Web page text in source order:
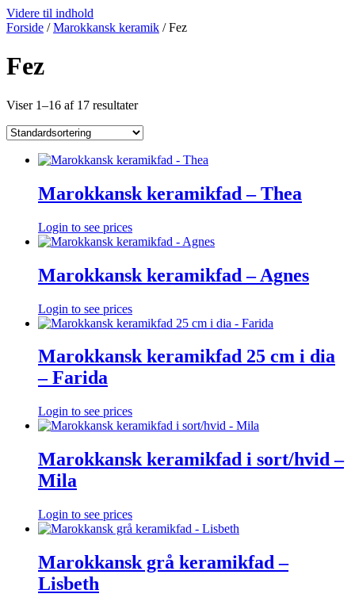
Videre til indhold
Forside /Marokkansk keramik / Fez
Fez
Viser 1–16 af 17 resultater
Marokkansk keramikfad – Thea
Login to see prices
Marokkansk keramikfad – Agnes
Login to see prices
Marokkansk keramikfad 25 cm i dia
– Farida
Login to see prices
Marokkansk keramikfad i sort/hvid –
Mila
Login to see prices
Marokkansk grå keramikfad –
Lisbeth